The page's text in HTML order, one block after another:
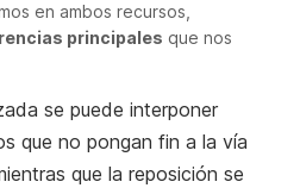
en ambos recursos,
principales que nos
se puede interponer
que no pongan fin a la vía
que la reposición se